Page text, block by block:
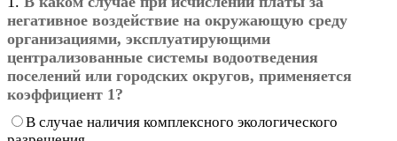
негативное воздействие на окружающую среду
организациями, эксплуатирующими
централизованные системы водоотведения
поселений или городских округов, применяется
коэффициент 1?
В случае наличия комплексного экологического